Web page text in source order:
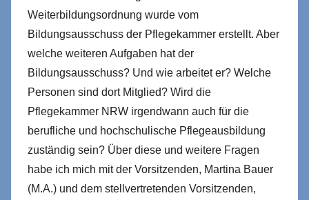
Weiterbildungsordnung wurde vom
Bildungsausschuss der Pflegekammer erstellt. Aber
welche weiteren Aufgaben hat der
Bildungsausschuss? Und wie arbeitet er? Welche
Personen sind dort Mitglied? Wird die
Pflegekammer NRW irgendwann auch für die
berufliche und hochschulische Pflegeausbildung
zuständig sein? Über diese und weitere Fragen
habe ich mich mit der Vorsitzenden, Martina Bauer
(M.A.) und dem stellvertretenden Vorsitzenden,